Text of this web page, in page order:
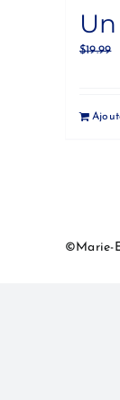
$19.99
©Marie-